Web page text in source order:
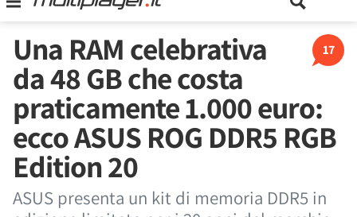
17
Una RAM celebrativa
da 48 GB che costa
praticamente 1.000 euro:
ecco ASUS ROG DDR5 RGB
Edition 20
ASUS presenta un kit di memoria DDR5 in